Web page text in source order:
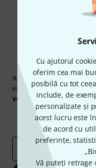
Cu ajutorul
oferim cea mai
posibilă cu tot
include, de
personalizate și
acest lucru este
de acord cu
preferințe,
Vă puteți
Abonați-vă la buletinul
engleză și, cu puțin
vouchereleîn valoare
adresă de email